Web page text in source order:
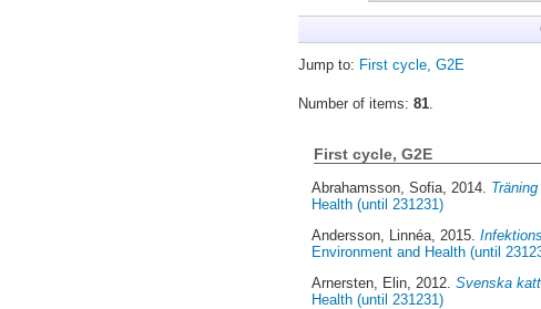
Jump to: First cycle, G2E
Number of items: 81.
First cycle, G2E
Abrahamsson, Sofia, 2014.
Health (until 231231)
Andersson, Linnéa , 2015.
Environment and Health (until
Arnersten, Elin , 2012.Svenska
Health (until 231231)